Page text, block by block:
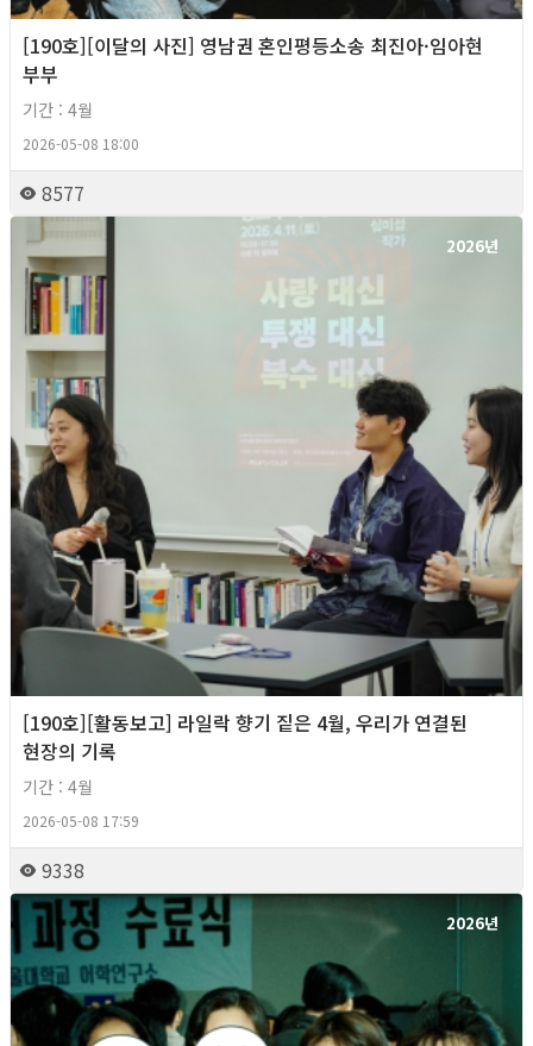
[190호][이달의 사진] 영남권 혼인평등소송 최진아·임아현
부부
기간 : 4월
2026-05-08 18:00
8577
2026년
[190호][활동보고] 라일락 향기 짙은 4월, 우리가 연결된
현장의 기록
기간 : 4월
2026-05-08 17:59
9338
2026년